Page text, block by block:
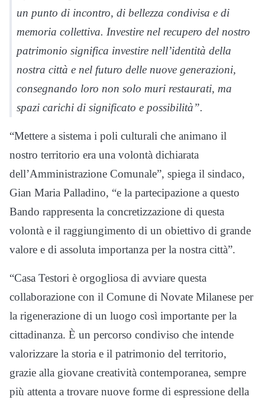
un punto di incontro, di bellezza condivisa e di
memoria collettiva. Investire nel recupero del nostro
patrimonio significa investire nell’identità della
nostra città e nel futuro delle nuove generazioni,
consegnando loro non solo muri restaurati, ma
spazi carichi di significato e possibilità”.
“Mettere a sistema i poli culturali che animano il
nostro territorio era una volontà dichiarata
dell’Amministrazione Comunale”, spiega il sindaco,
Gian Maria Palladino, “e la partecipazione a questo
Bando rappresenta la concretizzazione di questa
volontà e il raggiungimento di un obiettivo di grande
valore e di assoluta importanza per la nostra città”.
“Casa Testori è orgogliosa di avviare questa
collaborazione con il Comune di Novate Milanese per
la rigenerazione di un luogo così importante per la
cittadinanza. È un percorso condiviso che intende
valorizzare la storia e il patrimonio del territorio,
grazie alla giovane creatività contemporanea, sempre
più attenta a trovare nuove forme di espressione della